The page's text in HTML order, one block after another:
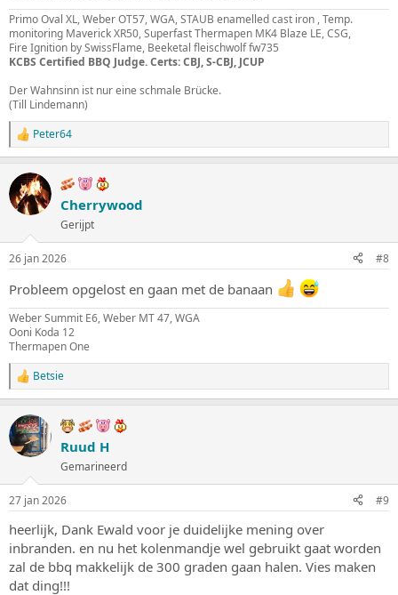
Primo Oval XL, Weber OT57, WGA, STAUB enamelled cast iron , Temp.
monitoring Maverick XR50, Superfast Thermapen MK4 Blaze LE, CSG,
Fire Ignition by SwissFlame, Beeketal fleischwolf fw735
KCBS Certified BBQ Judge. Certs: CBJ, S-CBJ, JCUP
Der Wahnsinn ist nur eine schmale Brücke.
(Till Lindemann)
W
a
r
d
e
i
n
g
n
:
Peter64
Cherrywood
Gerijpt
26 jan 2026 #8
Probleem opgelost en gaan met de banaan
Weber Summit E6, Weber MT 47, WGA
Ooni Koda 12
Thermapen One
W
a
r
d
e
i
n
g
n
:
Betsie
Ruud H
Gemarineerd
27 jan 2026 #9
heerlijk, Dank Ewald voor je duidelijke mening over
inbranden. en nu het kolenmandje wel gebruikt gaat worden
zal de bbq makkelijk de 300 graden gaan halen. Vies maken
dat ding!!!